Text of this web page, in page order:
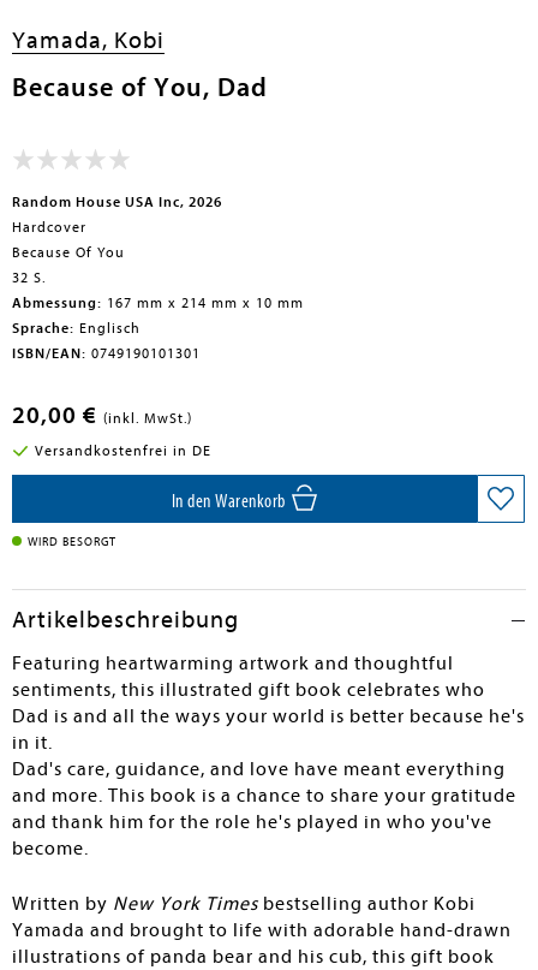
submenu
submenu
submenu
submenu
submenu
submenu
Yamada, Kobi
Because of You, Dad
Random House USA Inc, 2026
Hardcover
Because Of You
32 S.
Abmessung: 167 mm x 214 mm x 10 mm
Sprache: Englisch
ISBN/EAN: 0749190101301
20,00 € (inkl. MwSt.)
Versandkostenfrei in DE
In den Warenkorb
WIRD BESORGT
Artikelbeschreibung
Featuring heartwarming artwork and thoughtful
sentiments, this illustrated gift book celebrates who
Dad is and all the ways your world is better because he's
in it.
Dad's care, guidance, and love have meant everything
and more. This book is a chance to share your gratitude
and thank him for the role he's played in who you've
become.
Written by New York Times bestselling author Kobi
Yamada and brought to life with adorable hand-drawn
illustrations of panda bear and his cub, this gift book